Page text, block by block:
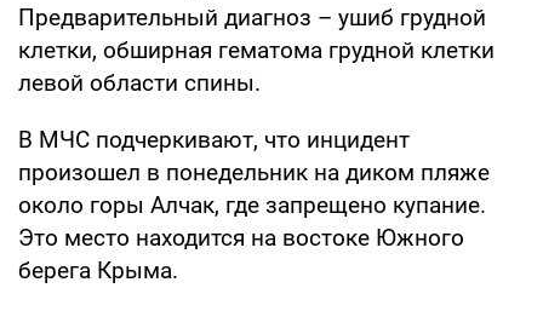
Предварительный диагноз – ушиб грудной
клетки, обширная гематома грудной клетки
левой области спины.
В МЧС подчеркивают, что инцидент
произошел в понедельник на диком пляже
около горы Алчак, где запрещено купание.
Это место находится на востоке Южного
берега Крыма.